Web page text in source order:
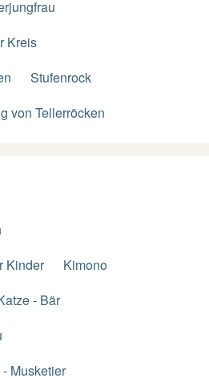
Kreis
Stufenrock
von Tellerröcken
Kinder
Kimono
- Bär
Musketier